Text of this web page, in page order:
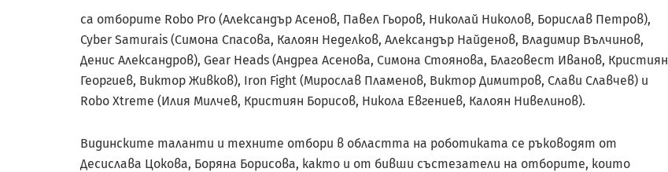
са отборите Robo Pro (Александър Асенов, Павел Гьоров, Николай Николов, Борислав Петров),
Cyber Samurais (Симона Спасова, Калоян Неделков, Александър Найденов, Владимир Вълчинов,
Денис Александров), Gear Heads (Андреа Асенова, Симона Стоянова, Благовест Иванов, Кристиян
Георгиев, Виктор Живков), Iron Fight (Мирослав Пламенов, Виктор Димитров, Слави Славчев) и
Robo Xtreme (Илия Милчев, Кристиян Борисов, Никола Евгениев, Калоян Нивелинов).
Видинските таланти и техните отбори в областта на роботиката се ръководят от
Десислава Цокова, Боряна Борисова, както и от бивши състезатели на отборите, които